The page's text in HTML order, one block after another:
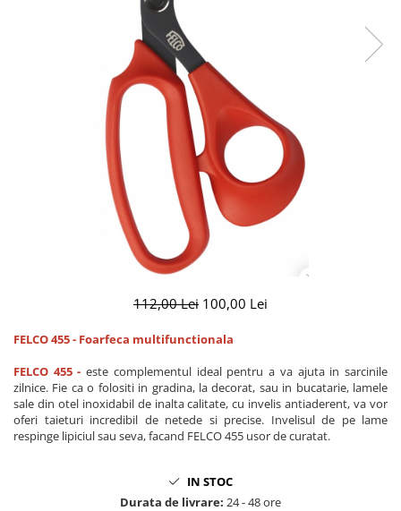
CUTITE PENTRU ALTOIT
CUTITE DE BUZUNAR
FOARFECE ELECTRICE SI ACCESORII
UNELTE PENTRU GRADINARIT
112,00 Lei 100,00 Lei
FELCO 455 - Foarfeca multifunctionala
FELCO 455 - este complementul ideal pentru a va ajuta in sarcinile
zilnice. Fie ca o folositi in gradina, la decorat, sau in bucatarie, lamele
sale din otel inoxidabil de inalta calitate, cu invelis antiaderent, va vor
oferi taieturi incredibil de netede si precise. Invelisul de pe lame
respinge lipiciul sau seva, facand FELCO 455 usor de curatat.
IN STOC
Durata de livrare: 24 - 48 ore